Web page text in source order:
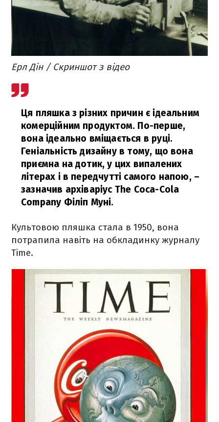
Ерл Дін / Скриншот з відео
Ця пляшка з різних причин є ідеальним
комерційним продуктом. По-перше,
вона ідеально вміщається в руці.
Геніальність дизайну в тому, що вона
приємна на дотик, у цих випалених
літерах і в передчутті самого напою, –
зазначив архіваріус The Coca-Cola
Company Філіп Муні.
Культовою пляшка стала в 1950, вона
потрапила навіть на обкладинку журналу
Time.